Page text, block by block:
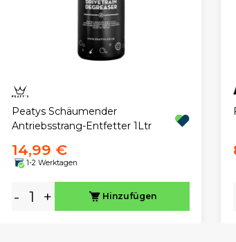
Peatys Schäumender
Antriebsstrang-Entfetter 1Ltr
14,99 €
1-2 Werktagen
- + Hinzufügen